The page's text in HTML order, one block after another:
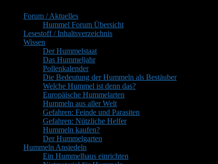
Widgetbereich
Forum / Aktuelles
Hummel Forum Übersicht
Lesestoff / Inhaltsverzeichnis
Wissen
Der Hummelstaat
Das Hummeljahr
Pollenkalender
Die Bedeutung der Hummeln als Bestäuber
Welche Hummel ist denn das?
Europäische Hummelarten
Hummeln aus aller Welt
Gefahren: Feinde und Parasiten
Gefahren: Nützliche Helfer
Hummeln kaufen?
Der Hummelgarten
Hummeln Ansiedeln
Ein Hummelhaus einrichten